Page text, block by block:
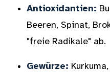
Antioxidantien:
Beeren, Spinat,
"freie Radikale" ab.
Gewürze: